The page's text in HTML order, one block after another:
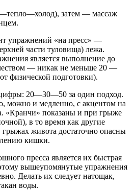
затем — массаж
упражнений «на пресс» —
части туловища) лежа.
является выполнение до
— никак не меньше 20 —
физической подготовки).
20—30—50 за один подход.
можно и медленно, с акцентом на
«Кранчи» показаны и при грыже
в то время как другие
живота достаточно опасны
кишки.
пресса является их быстрая
вышеупомянутые упражнения
Делать их следует натощак,
воды.